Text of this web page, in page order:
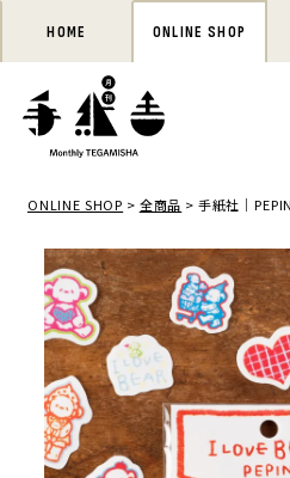
HOME ONLINE SHOP
ONLINE SHOP 全商品 手紙社｜PEPIN